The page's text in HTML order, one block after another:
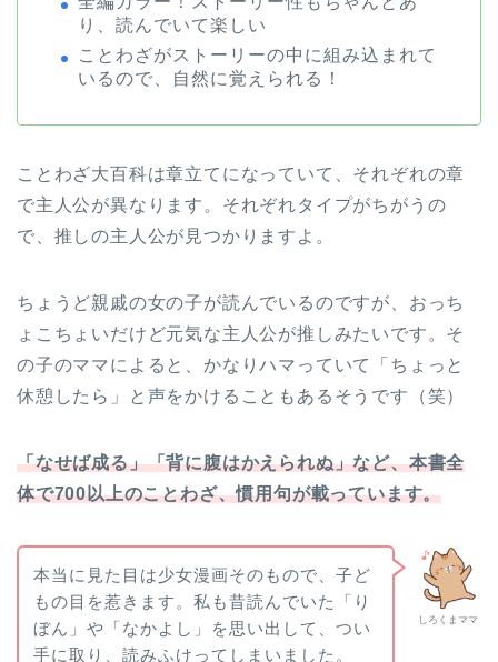
り、読んでいて楽しい
ことわざがストーリーの中に組み込まれて
いるので、自然に覚えられる！
ことわざ大百科は章立てになっていて、それぞれの章
で主人公が異なります。それぞれタイプがちがうの
で、推しの主人公が見つかりますよ。
ちょうど親戚の女の子が読んでいるのですが、おっち
ょこちょいだけど元気な主人公が推しみたいです。そ
の子のママによると、かなりハマっていて「ちょっと
休憩したら」と声をかけることもあるそうです（笑）
「なせば成る」「背に腹はかえられぬ」など、本書全
体で700以上のことわざ、慣用句が載っています。
しろくまママ
本当に見た目は少女漫画そのもので、子ど
もの目を惹きます。私も昔読んでいた「り
ぼん」や「なかよし」を思い出して、つい
手に取り、読みふけってしまいました。